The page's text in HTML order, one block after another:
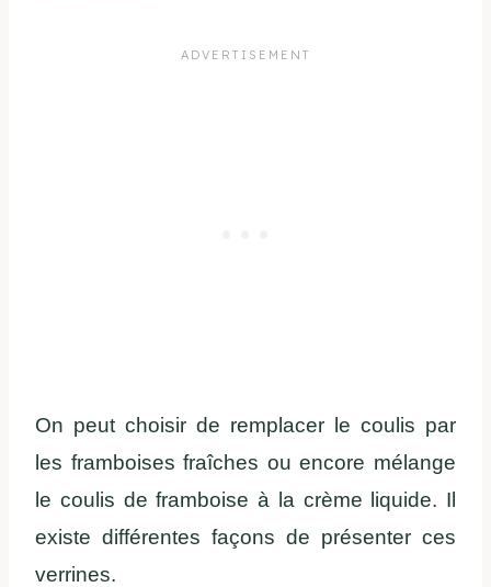
On peut choisir de remplacer le coulis par
les framboises fraîches ou encore mélange
le coulis de framboise à la crème liquide. Il
existe différentes façons de présenter ces
verrines.